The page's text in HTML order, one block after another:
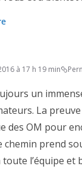
à 17 h 19 min
un
La
des OM pour
chemin prend
toute l’équipe